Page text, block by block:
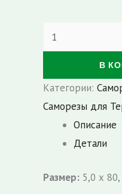
Количество
товара
цилиндрические
с
антикоррозийным
покрытием
сверловым
В
Категории:
Саморезы для
Описание
Детали
Размер: 5,0 х 80,